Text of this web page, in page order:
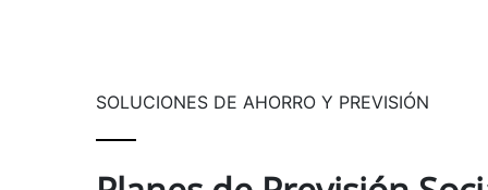
SOLUCIONES DE AHORRO Y PREVISIÓN